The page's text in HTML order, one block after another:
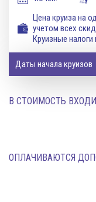
Цена круиза на
учетом всех
Круизные
Даты начала круизов
В СТОИМОСТЬ
ОПЛАЧИВАЮТСЯ